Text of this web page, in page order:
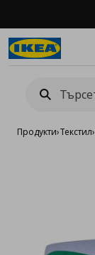
Продукти›Текстил›